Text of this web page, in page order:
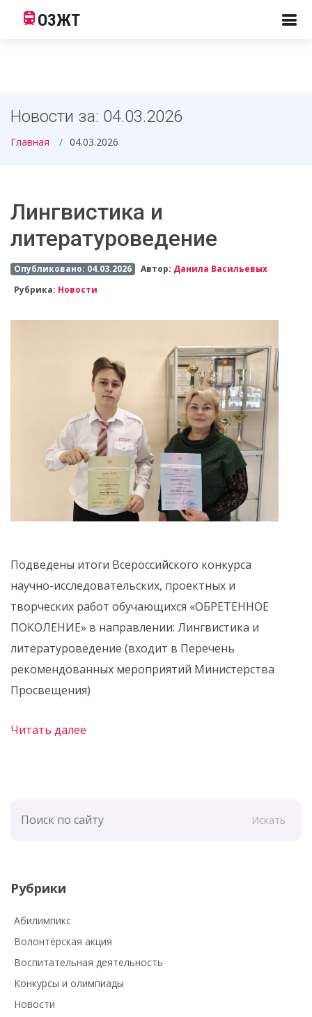
ОЗЖТ
Новости за: 04.03.2026
Главная 04.03.2026
Лингвистика и
литературоведение
Опубликовано: 04.03.2026 Автор: Данила Васильевых
Рубрика: Новости
Подведены итоги Всероссийского конкурса
научно-исследовательских, проектных и
творческих работ обучающихся «ОБРЕТЕННОЕ
ПОКОЛЕНИЕ» в направлении: Лингвистика и
литературоведение (входит в Перечень
рекомендованных мероприятий Министерства
Просвещения)
Читать далее
Искать
Рубрики
Абилимпикс
Волонтёрская акция
Воспитательная деятельность
Конкурсы и олимпиады
Новости